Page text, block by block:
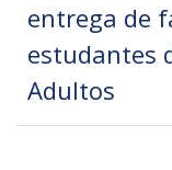
entrega de
estudantes
Adultos